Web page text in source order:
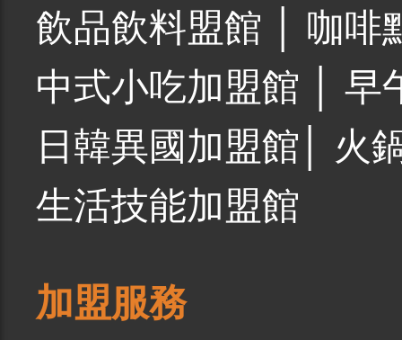
飲品飲料盟館
咖啡
中式小吃加盟館
早
日韓異國加盟館
火
生活技能加盟館
加盟服務